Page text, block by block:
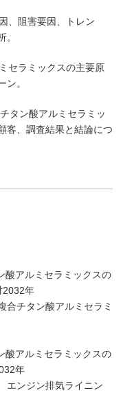
、阻害要因、トレン
。
セラミックスの主要原
。
タン酸アルミセラミッ
客、調査結果と結論につ
酸アルミセラミックスの
2032年
合チタン酸アルミセラミ
酸アルミセラミックスの
年
エンジン排気ライニン